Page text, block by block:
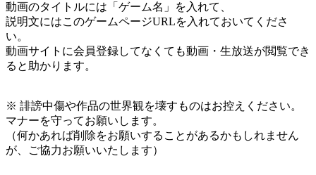
動画のタイトルには「ゲーム名」を入れて、
説明文にはこのゲームページURLを入れておいてくださ
い。
動画サイトに会員登録してなくても動画・生放送が閲覧でき
ると助かります。
※ 誹謗中傷や作品の世界観を壊すものはお控えください。
マナーを守ってお願いします。
（何かあれば削除をお願いすることがあるかもしれません
が、ご協力お願いいたします）